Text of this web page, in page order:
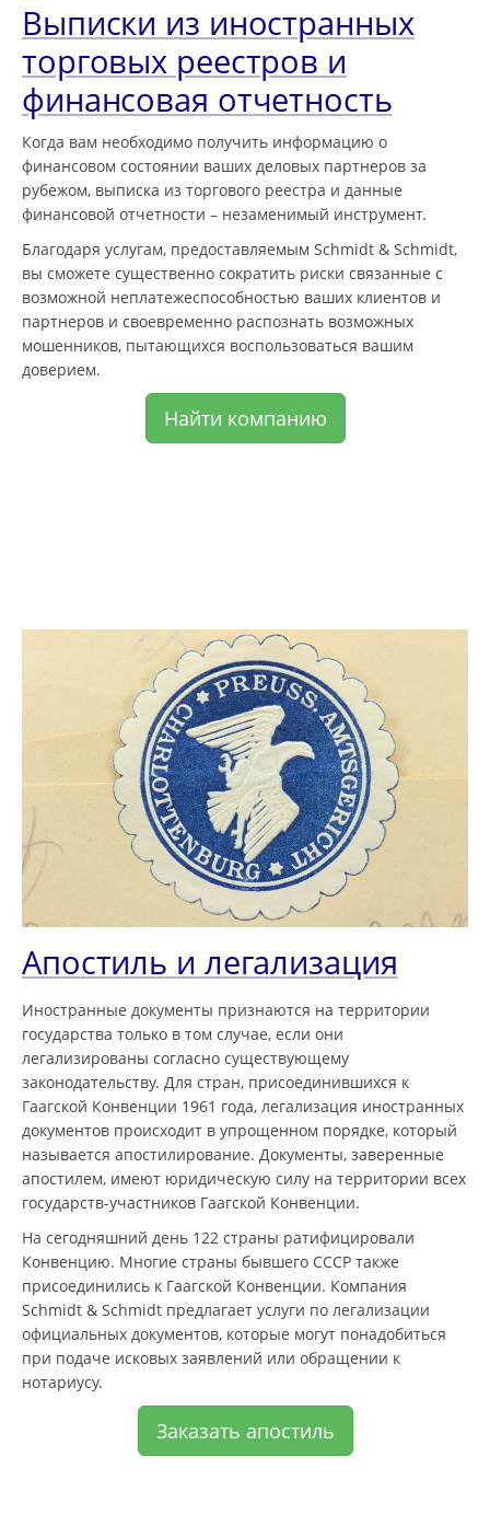
Выписки из иностранных
торговых реестров и
финансовая отчетность
Когда вам необходимо получить информацию о
финансовом состоянии ваших деловых партнеров за
рубежом, выписка из торгового реестра и данные
финансовой отчетности – незаменимый инструмент.
Благодаря услугам, предоставляемым Schmidt & Schmidt,
вы сможете существенно сократить риски связанные с
возможной неплатежеспособностью ваших клиентов и
партнеров и своевременно распознать возможных
мошенников, пытающихся воспользоваться вашим
доверием.
Найти компанию
Апостиль и легализация
Иностранные документы признаются на территории
государства только в том случае, если они
легализированы согласно существующему
законодательству. Для стран, присоединившихся к
Гаагской Конвенции 1961 года, легализация иностранных
документов происходит в упрощенном порядке, который
называется апостилирование. Документы, заверенные
апостилем, имеют юридическую силу на территории всех
государств-участников Гаагской Конвенции.
На сегодняшний день 122 страны ратифицировали
Конвенцию. Многие страны бывшего СССР также
присоединились к Гаагской Конвенции. Компания
Schmidt & Schmidt предлагает услуги по легализации
официальных документов, которые могут понадобиться
при подаче исковых заявлений или обращении к
нотариусу.
Заказать апостиль